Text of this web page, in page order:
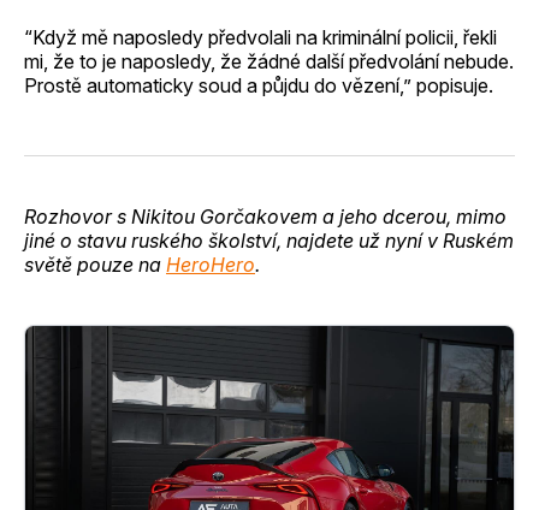
“Když mě naposledy předvolali na kriminální policii, řekli
mi, že to je naposledy, že žádné další předvolání nebude.
Prostě automaticky soud a půjdu do vězení,” popisuje.
Rozhovor s Nikitou Gorčakovem a jeho dcerou, mimo
jiné o stavu ruského školství, najdete už nyní v Ruském
světě pouze na HeroHero.